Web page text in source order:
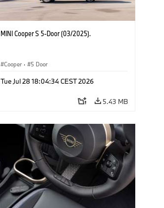
MINI Cooper S 5-Door (03/2025).
Cooper · 5 Door
Tue Jul 28 18:04:34 CEST 2026
5.43 MB